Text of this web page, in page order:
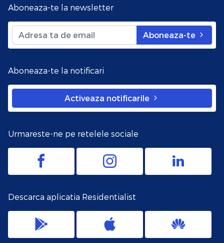
Aboneaza-te la newsletter
Aboneaza-te
Aboneaza-te la notificari
Activeaza notificarile
Urmareste-ne pe retelele sociale
Descarca aplicatia Residentialist